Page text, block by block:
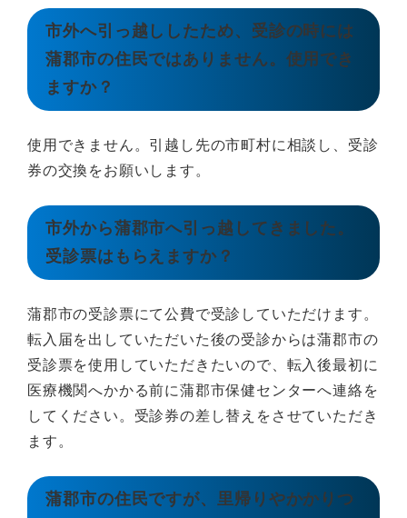
市外へ引っ越ししたため、受診の時には
蒲郡市の住民ではありません。使用でき
ますか？
使用できません。引越し先の市町村に相談し、受診
券の交換をお願いします。
市外から蒲郡市へ引っ越してきました。
受診票はもらえますか？
蒲郡市の受診票にて公費で受診していただけます。
転入届を出していただいた後の受診からは蒲郡市の
受診票を使用していただきたいので、転入後最初に
医療機関へかかる前に蒲郡市保健センターへ連絡を
してください。受診券の差し替えをさせていただき
ます。
蒲郡市の住民ですが、里帰りやかかりつ